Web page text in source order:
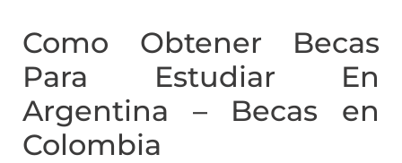
Como Obtener Becas
Para Estudiar En
Argentina – Becas en
Colombia